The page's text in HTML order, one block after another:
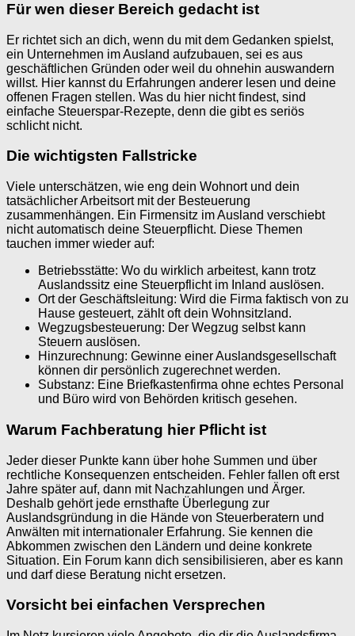
Für wen dieser Bereich gedacht ist
Er richtet sich an dich, wenn du mit dem Gedanken spielst,
ein Unternehmen im Ausland aufzubauen, sei es aus
geschäftlichen Gründen oder weil du ohnehin auswandern
willst. Hier kannst du Erfahrungen anderer lesen und deine
offenen Fragen stellen. Was du hier nicht findest, sind
einfache Steuerspar-Rezepte, denn die gibt es seriös
schlicht nicht.
Die wichtigsten Fallstricke
Viele unterschätzen, wie eng dein Wohnort und dein
tatsächlicher Arbeitsort mit der Besteuerung
zusammenhängen. Ein Firmensitz im Ausland verschiebt
nicht automatisch deine Steuerpflicht. Diese Themen
tauchen immer wieder auf:
Betriebsstätte: Wo du wirklich arbeitest, kann trotz
Auslandssitz eine Steuerpflicht im Inland auslösen.
Ort der Geschäftsleitung: Wird die Firma faktisch von zu
Hause gesteuert, zählt oft dein Wohnsitzland.
Wegzugsbesteuerung: Der Wegzug selbst kann
Steuern auslösen.
Hinzurechnung: Gewinne einer Auslandsgesellschaft
können dir persönlich zugerechnet werden.
Substanz: Eine Briefkastenfirma ohne echtes Personal
und Büro wird von Behörden kritisch gesehen.
Warum Fachberatung hier Pflicht ist
Jeder dieser Punkte kann über hohe Summen und über
rechtliche Konsequenzen entscheiden. Fehler fallen oft erst
Jahre später auf, dann mit Nachzahlungen und Ärger.
Deshalb gehört jede ernsthafte Überlegung zur
Auslandsgründung in die Hände von Steuerberatern und
Anwälten mit internationaler Erfahrung. Sie kennen die
Abkommen zwischen den Ländern und deine konkrete
Situation. Ein Forum kann dich sensibilisieren, aber es kann
und darf diese Beratung nicht ersetzen.
Vorsicht bei einfachen Versprechen